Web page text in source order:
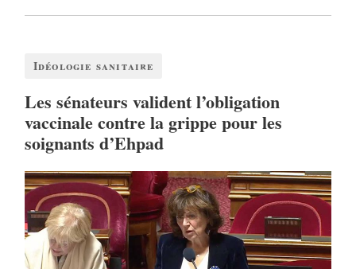
Idéologie sanitaire
Les sénateurs valident l’obligation
vaccinale contre la grippe pour les
soignants d’Ehpad